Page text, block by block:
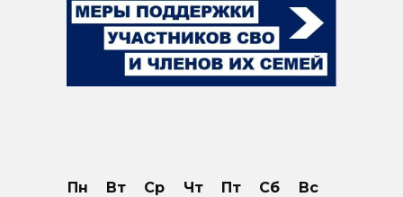
Пн Вт Ср Чт Пт Сб
Вс